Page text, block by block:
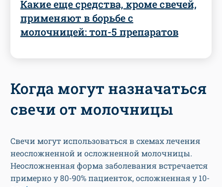
Какие еще средства, кроме свечей,
применяют в борьбе с
молочницей: топ-5 препаратов
Когда могут назначаться
свечи от молочницы
Свечи могут использоваться в схемах лечения
неосложненной и осложненной молочницы.
Неосложненная форма заболевания встречается
примерно у 80-90% пациенток, осложненная у 10-